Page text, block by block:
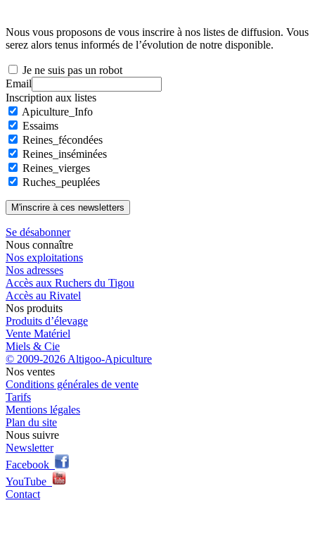
Nous vous proposons de vous inscrire à nos listes de diffusion. Vous
serez alors tenus informés de l’évolution de notre disponible.
Je ne suis pas un robot
Email
Inscription aux listes
Apiculture_Info
Essaims
Reines_fécondées
Reines_inséminées
Reines_vierges
Ruches_peuplées
Se désabonner
Nous connaître
Nos exploitations
Nos adresses
Accès aux Ruchers du Tigou
Accès au Rivatel
Nos produits
Produits d’élevage
Vente Matériel
Miels & Cie
© 2009-2026 Altigoo-Apiculture
Nos ventes
Conditions générales de vente
Tarifs
Mentions légales
Plan du site
Nous suivre
Newsletter
Facebook
YouTube
Contact